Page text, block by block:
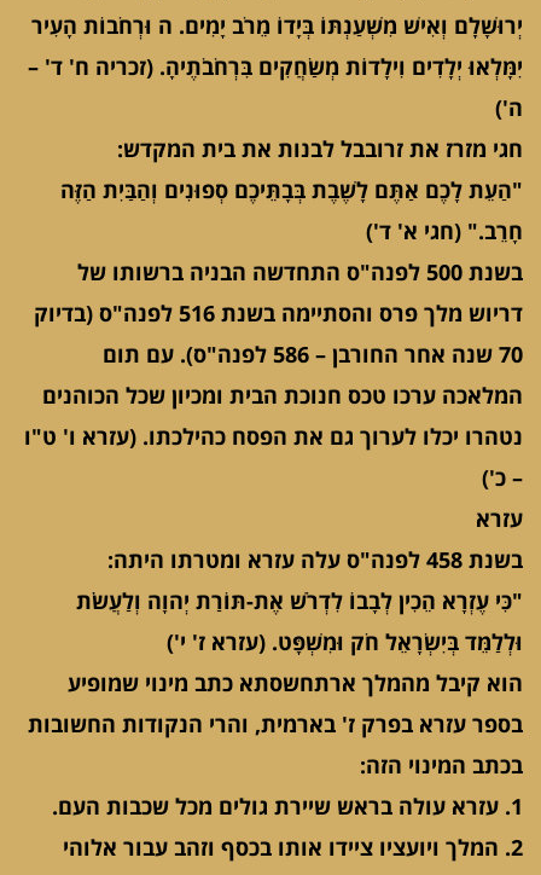
יְרוּשָׁלִָם וְאִישׁ מִשְׁעַנְתּוֹ בְּיָדוֹ מֵרֹב יָמִים. ה וּרְחֹבוֹת הָעִיר
יִמָּלְאוּ יְלָדִים וִילָדוֹת מְשַׂחֲקִים בִּרְחֹבֹתֶיהָ. (זכריה ח' ד' –
ה')
חגי מזרז את זרובבל לבנות את בית המקדש:
"הַעֵת לָכֶם אַתֶּם לָשֶׁבֶת בְּבָתֵּיכֶם סְפוּנִים וְהַבַּיִת הַזֶּה
חָרֵב." (חגי א' ד')
בשנת 500 לפנה"ס התחדשה הבניה ברשותו של
דריוש מלך פרס והסתיימה בשנת 516 לפנה"ס (בדיוק
70 שנה אחר החורבן – 586 לפנה"ס). עם תום
המלאכה ערכו טכס חנוכת הבית ומכיון שכל הכוהנים
נטהרו יכלו לערוך גם את הפסח כהילכתו. (עזרא ו' ט"ו
– כ')
עזרא
בשנת 458 לפנה"ס עלה עזרא ומטרתו היתה:
"כִּי עֶזְרָא הֵכִין לְבָבוֹ לִדְרֹשׁ אֶת-תּוֹרַת יְהוָה וְלַעֲשֹׂת
וּלְלַמֵּד בְּיִשְׂרָאֵל חֹק וּמִשְׁפָּט. (עזרא ז' י')
הוא קיבל מהמלך ארתחשסתא כתב מינוי שמופיע
בספר עזרא בפרק ז' בארמית, והרי הנקודות החשובות
בכתב המינוי הזה:
1. עזרא עולה בראש שיירת גולים מכל שכבות העם.
2. המלך ויועציו ציידו אותו בכסף וזהב עבור אלוהי